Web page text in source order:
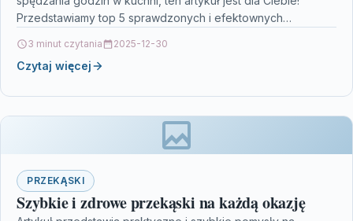
Przedstawiamy top 5 sprawdzonych i efektownych
3 minut czytania 2025-12-30
Czytaj więcej
PRZEKĄSKI
Szybkie i zdrowe przekąski na każdą okazję